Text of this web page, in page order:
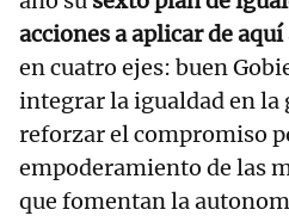
acciones a aplicar de aquí
en cuatro ejes: buen
integrar la igualdad en
reforzar el compromiso
empoderamiento de las
que fomentan la